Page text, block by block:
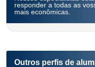
responder a todas as
mais econômicas.
Outros perfis de